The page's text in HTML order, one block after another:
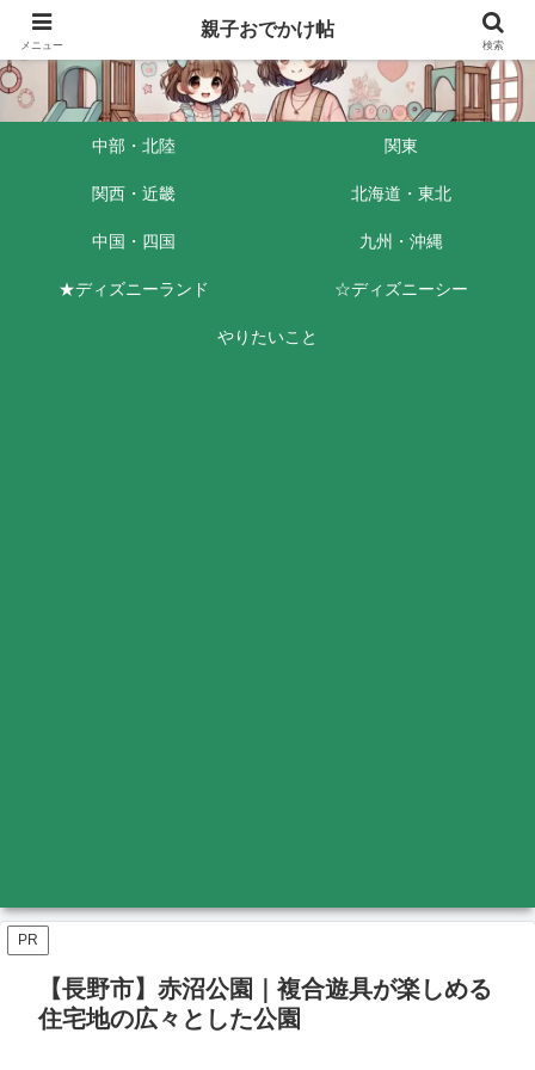
中部・北陸 関東
関西・近畿 北海道・東北
中国・四国 九州・沖縄
★ディズニーランド ☆ディズニーシー
やりたいこと
PR
【長野市】赤沼公園｜複合遊具が楽しめる
住宅地の広々とした公園
メニュー
親子おでかけ帖
検索